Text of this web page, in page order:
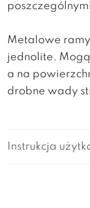
Metalowe ramy
jednolite.
a na
drobne wady
Instrukcja